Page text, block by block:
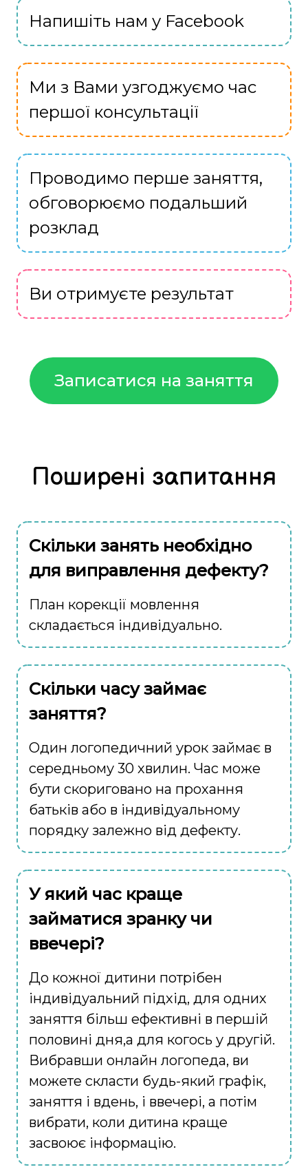
Напишіть нам у Facebook
Ми з Вами узгоджуємо час
першої консультації
Проводимо перше заняття,
обговорюємо подальший
розклад
Ви отримуєте результат
Записатися на заняття
Поширені запитання
Скільки занять необхідно
для виправлення дефекту?
План корекції мовлення
складається індивідуально.
Скільки часу займає
заняття?
Один логопедичний урок займає в
середньому 30 хвилин. Час може
бути скориговано на прохання
батьків або в індивідуальному
порядку залежно від дефекту.
У який час краще
займатися зранку чи
ввечері?
До кожної дитини потрібен
індивідуальний підхід, для одних
заняття більш ефективні в першій
половині дня,а для когось у другій.
Вибравши онлайн логопеда, ви
можете скласти будь-який графік,
заняття і вдень, і ввечері, а потім
вибрати, коли дитина краще
засвоює інформацію.